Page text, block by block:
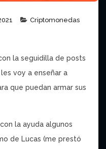
Criptomonedas
la seguidilla de posts
voy a enseñar a
que puedan armar sus
la ayuda algunos
de Lucas (me prestó